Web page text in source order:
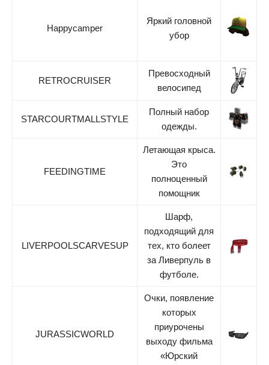
Happycamper
Яркий головной
убор
RETROCRUISER
Превосходный
велосипед
STARCOURTMALLSTYLE
Полный набор
одежды.
FEEDINGTIME
Летающая крыса.
Это
полноценный
помощник
LIVERPOOLSCARVESUP
Шарф,
подходящий для
тех, кто болеет
за Ливерпуль в
футболе.
JURASSICWORLD
Очки, появление
которых
приурочены
выходу фильма
«Юрский